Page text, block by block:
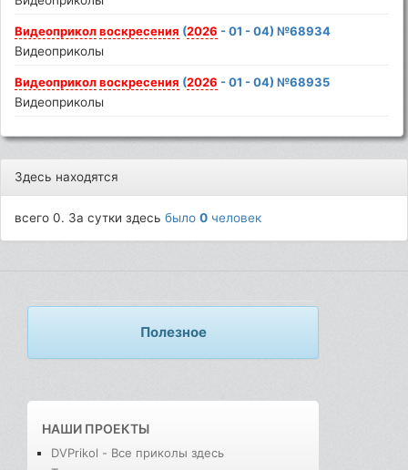
Видеоприкол воскресения (2026 - 01 - 04) №68934
Видеоприколы
Видеоприкол воскресения (2026 - 01 - 04) №68935
Видеоприколы
Здесь находятся
всего 0. За сутки здесьбыло0 человек
Полезное
НАШИ ПРОЕКТЫ
DVPrikol - Все приколы здесь